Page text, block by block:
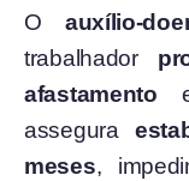
O auxílio-
trabalhador
afastamento
assegura
meses,